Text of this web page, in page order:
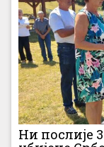
Ни послије